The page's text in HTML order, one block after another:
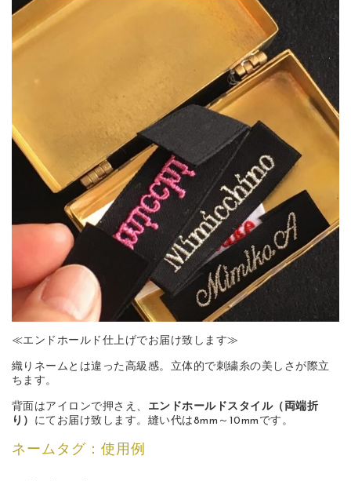
≪エンドホールド仕上げでお届け致します≫
織りネームとは違った高級感。立体的で刺繍糸の美しさが際立
ちます。
背面はアイロンで押さえ、 エンドホールドスタイル（両端折
り） にてお届け致します。縫い代は8mm～10mmです。
ネームタグ：使用例